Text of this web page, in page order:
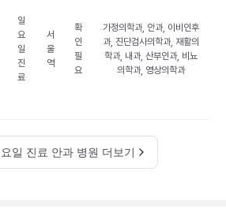
일
요
일
진
료
서
울
역
확
인
필
요
가정의학과, 안과, 이비인후
과, 진단검사의학과, 재활의
학과, 내과, 산부인과, 비뇨
의학과, 영상의학과
일 진료 안과 병원 더보기